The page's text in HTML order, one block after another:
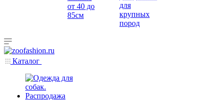
от 40 до
85см
для
крупных
пород
Каталог